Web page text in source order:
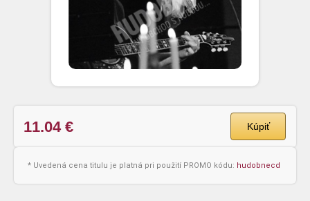
11.04€ Kúpiť
* Uvedená cena titulu je platná pri použití PROMO kódu: hudobnecd